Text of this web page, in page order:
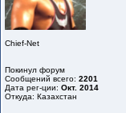
Chief-Net
Покинул форум
Сообщений всего: 2201
Дата рег-ции: Окт. 2014
Откуда: Казахстан